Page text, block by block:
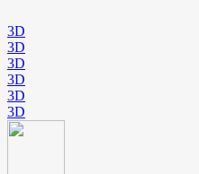
3D
3D
3D
3D
3D
3D